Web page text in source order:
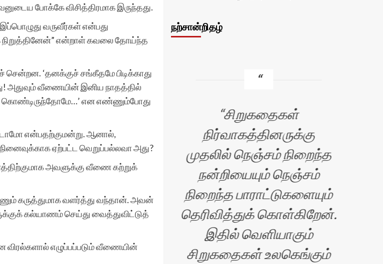
போக்கே விசித்திரமாக இருந்தது.
வருவீர்கள் என்பது
நிறுத்தினேன்” என்றாள் கவலை தோய்ந்த
‘தனக்குச் சங்கீதமே பிடிக்காது
அதுவும் வீணையின் இனிய நாதத்தில்
கொண்டிருந்தோமே…’ என எண்ணும்போது
என்பதற்குமன்று. ஆனால்,
ஏற்பட்ட வெறுப்பல்லவா அது?
அவளுக்கு வீணை கற்றுக்
கருத்துமாக வளர்த்து வந்தான். அவன்
கல்யாணம் செய்து வைத்துவிட்டுத்
விரல்களால் எழுப்பப்படும் வீணையின்
நற்சான்றிதழ்
தங்கள் தளம் நல்ல
சிறுகதைகளை பிரசுரித்து
வருவது மகிழ்ச்சி தருகிறது.
ஆனால் சாதாரண
சிறுகதைகளை நிறையப்
ஆச்சர்யமாக உள்ளது.
சிறுகதைகள்
நிர்வாகத்தினருக்கு
முதலில் நெஞ்சம் நிறைந்த
நன்றியையும் நெஞ்சம்
நிறைந்த பாராட்டுகளையும்
தெரிவித்துக் கொள்கிறேன்.
இதில் வெளியாகும்
சிறுகதைகள் உலகெங்கும்